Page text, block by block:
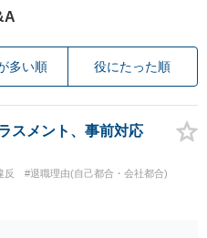
多い順 役にたった順
スメント、事前対応
反
#退職理由(自己都合・会社都合)